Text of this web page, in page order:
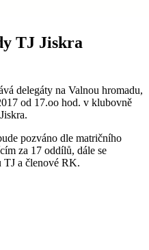
TJ Jiskra
delegáty na Valnou hromadu,
od 17.oo hod. v klubovně
pozváno dle matričního
za 17 oddílů, dále se
TJ a členové RK.